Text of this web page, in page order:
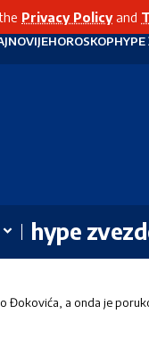
Privacy Policyand
HOROSKOPHYPE
hype
Đokovića, a onda je